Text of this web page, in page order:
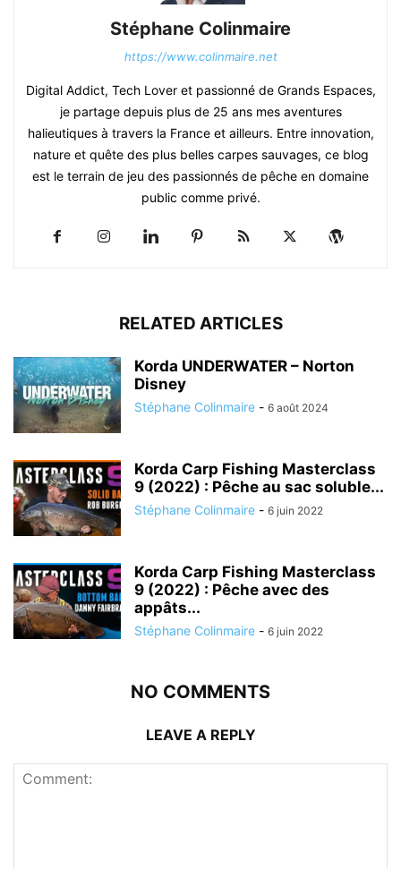
Stéphane Colinmaire
https://www.colinmaire.net
Digital Addict, Tech Lover et passionné de Grands Espaces,
je partage depuis plus de 25 ans mes aventures
halieutiques à travers la France et ailleurs. Entre innovation,
nature et quête des plus belles carpes sauvages, ce blog
est le terrain de jeu des passionnés de pêche en domaine
public comme privé.
RELATED ARTICLES
Korda UNDERWATER – Norton
Disney
Stéphane Colinmaire - 6 août 2024
Korda Carp Fishing Masterclass
9 (2022) : Pêche au sac soluble...
Stéphane Colinmaire - 6 juin 2022
Korda Carp Fishing Masterclass
9 (2022) : Pêche avec des
appâts...
Stéphane Colinmaire - 6 juin 2022
NO COMMENTS
LEAVE A REPLY